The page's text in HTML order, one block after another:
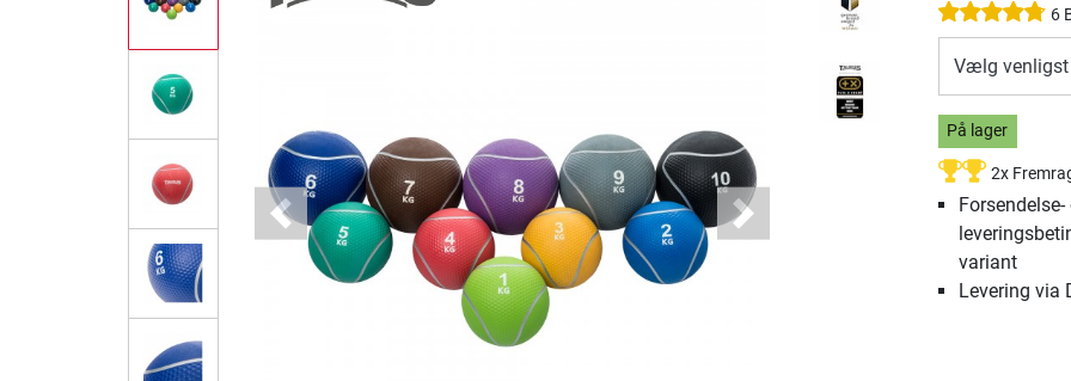
Previous Next
6
Vælg venligst
På lager
2x
Forsendelse-
variant
Levering via